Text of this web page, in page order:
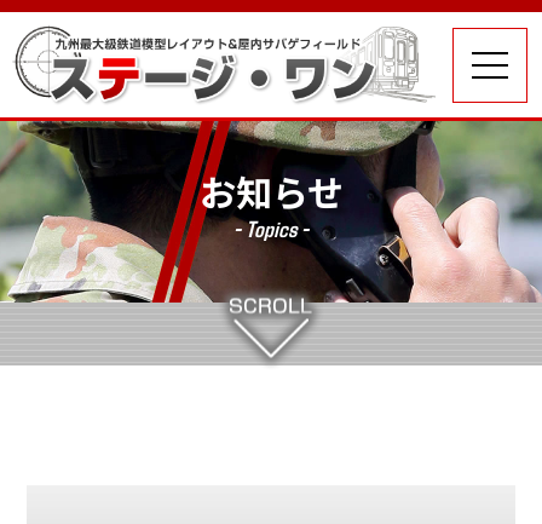
お知らせ
- Topics -